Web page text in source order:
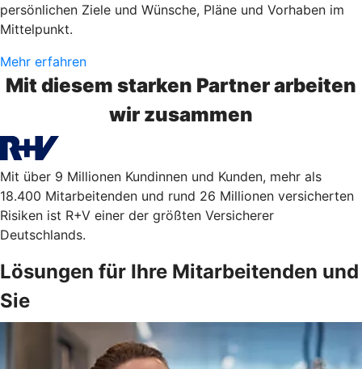
persönlichen Ziele und Wünsche, Pläne und Vorhaben im
Mittelpunkt.
Mehr erfahren
Mit diesem starken Partner arbeiten
wir zusammen
Mit über 9 Millionen Kundinnen und Kunden, mehr als
18.400 Mitarbeitenden und rund 26 Millionen versicherten
Risiken ist R+V einer der größten Versicherer
Deutschlands.
Lösungen für Ihre Mitarbeitenden und
Sie